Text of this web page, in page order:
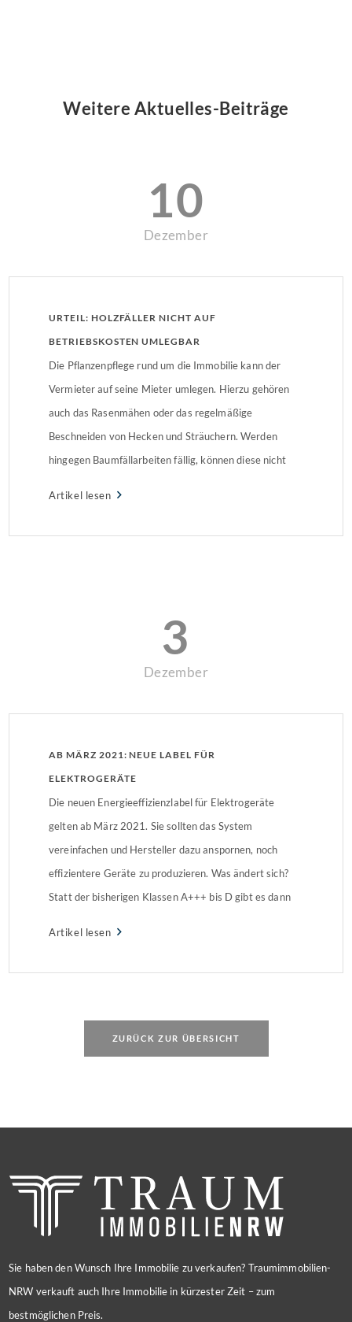
Weitere Aktuelles-Beiträge
10
Dezember
URTEIL: HOLZFÄLLER NICHT AUF
BETRIEBSKOSTEN UMLEGBAR
Die Pflanzenpflege rund um die Immobilie kann der
Vermieter auf seine Mieter umlegen. Hierzu gehören
auch das Rasenmähen oder das regelmäßige
Beschneiden von Hecken und Sträuchern. Werden
hingegen Baumfällarbeiten fällig, können diese nicht
Artikel lesen
3
Dezember
AB MÄRZ 2021: NEUE LABEL FÜR
ELEKTROGERÄTE
Die neuen Energieeffizienzlabel für Elektrogeräte
gelten ab März 2021. Sie sollten das System
vereinfachen und Hersteller dazu anspornen, noch
effizientere Geräte zu produzieren. Was ändert sich?
Statt der bisherigen Klassen A+++ bis D gibt es dann
Artikel lesen
ZURÜCK ZUR ÜBERSICHT
Sie haben den Wunsch Ihre Immobilie zu verkaufen? Traumimmobilien-
NRW verkauft auch Ihre Immobilie in kürzester Zeit – zum
bestmöglichen Preis.